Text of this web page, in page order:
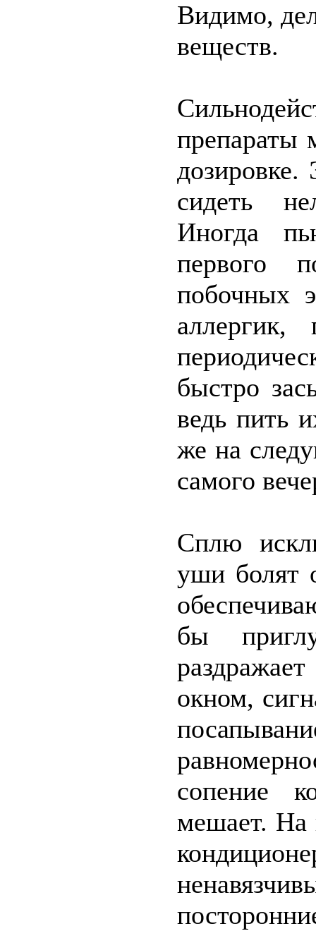
Видимо,
веществ.
препараты
дозировке.
сидеть
Иногда
первого
побочных
аллергик,
быстро
ведь пить
же на
самого
Сплю
уши болят
бы
окном,
сопение
мешает. На